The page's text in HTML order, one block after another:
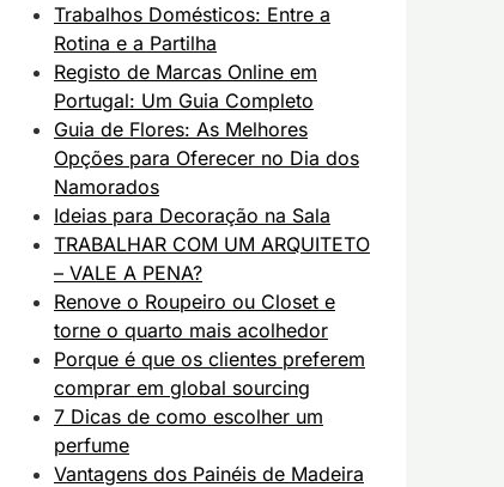
Trabalhos Domésticos: Entre a
Rotina e a Partilha
Registo de Marcas Online em
Portugal: Um Guia Completo
Guia de Flores: As Melhores
Opções para Oferecer no Dia dos
Namorados
Ideias para Decoração na Sala
TRABALHAR COM UM ARQUITETO
– VALE A PENA?
Renove o Roupeiro ou Closet e
torne o quarto mais acolhedor
Porque é que os clientes preferem
comprar em global sourcing
7 Dicas de como escolher um
perfume
Vantagens dos Painéis de Madeira